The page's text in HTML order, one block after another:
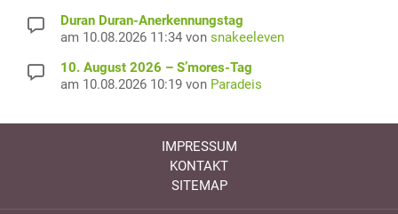
Duran Duran-Anerkennungstag
am 10.08.2026 11:34 von snakeeleven
10. August 2026 – S’mores-Tag
am 10.08.2026 10:19 von Paradeis
IMPRESSUM
KONTAKT
SITEMAP